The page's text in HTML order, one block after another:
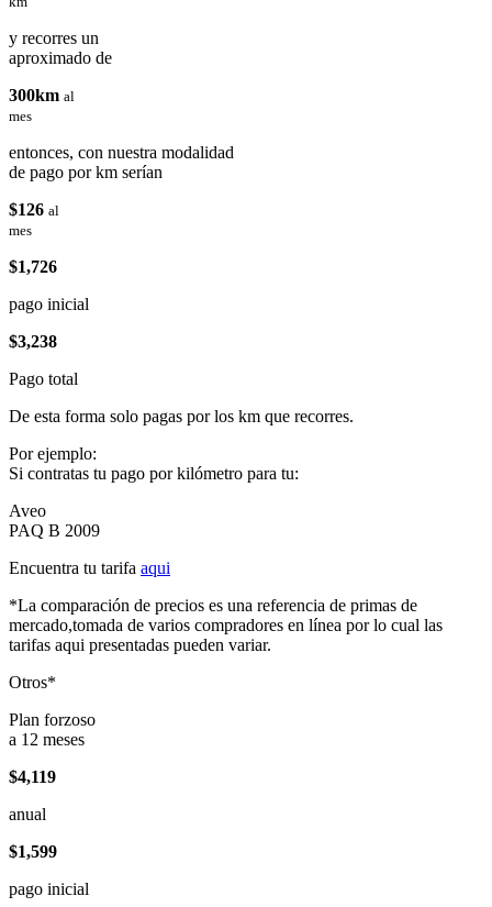
y recorres un
aproximado de
300km al
mes
entonces, con nuestra modalidad
de pago por km serían
$126 al
mes
$1,726
pago inicial
$3,238
Pago total
De esta forma solo pagas por los km que recorres.
Por ejemplo:
Si contratas tu pago por kilómetro para tu:
Aveo
PAQ B 2009
Encuentra tu tarifa aqui
*La comparación de precios es una referencia de primas de
mercado,tomada de varios compradores en línea por lo cual las
tarifas aqui presentadas pueden variar.
Otros*
Plan forzoso
a 12 meses
$4,119
anual
$1,599
pago inicial